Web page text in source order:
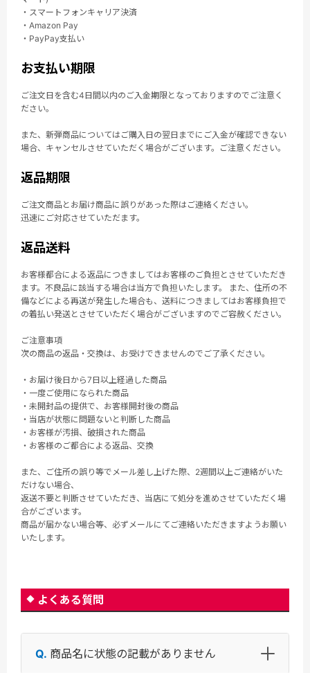
・スマートフォンキャリア決済
・Amazon Pay
・PayPay支払い
お支払い期限
ご注文日を含む4日間以内のご入金期限となっておりますのでご注意く
ださい。
また、新弾商品についてはご購入日の翌日までにご入金が確認できない
場合、キャンセルさせていただく場合がございます。ご注意ください。
返品期限
ご注文商品とお届け商品に誤りがあった際はご連絡ください。
迅速にご対応させていただます。
返品送料
お客様都合による返品につきましてはお客様のご負担とさせていただき
ます。不良品に該当する場合は当方で負担いたします。 また、住所の不
備などによる再送が発生した場合も、送料につきましてはお客様負担で
の着払い発送とさせていただく場合がございますのでご容赦ください。
ご注意事項
次の商品の返品・交換は、お受けできませんのでご了承ください。
・お届け後日から7日以上経過した商品
・一度ご使用になられた商品
・未開封品の提供で、お客様開封後の商品
・当店が状態に問題ないと判断した商品
・お客様が汚損、破損された商品
・お客様のご都合による返品、交換
また、ご住所の誤り等でメール差し上げた際、2週間以上ご連絡がいた
だけない場合、
返送不要と判断させていただき、当店にて処分を進めさせていただく場
合がございます。
商品が届かない場合等、必ずメールにてご連絡いただきますようお願い
いたします。
よくある質問
商品名に状態の記載がありません